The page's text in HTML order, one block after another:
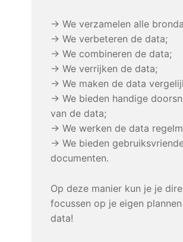
→ We verzamelen alle
→ We verbeteren de data;
→ We combineren de data;
→ We verrijken de data;
→ We maken de data
→ We bieden handige
van de data;
→ We werken de data
→ We bieden
documenten.
Op deze manier kun je je
focussen op je eigen
data!